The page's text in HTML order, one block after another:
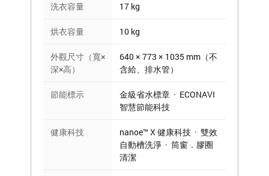
洗衣容量 17 kg
烘衣容量 10 kg
外觀尺寸（寬×
深×高）
640 × 773 × 1035 mm（不
含給、排水管）
節能標示
金級省水標章 · ECONAVI
智慧節能科技
健康科技
nanoe™ X 健康科技 · 雙效
自動槽洗淨 · 筒窗．膠圈
清潔